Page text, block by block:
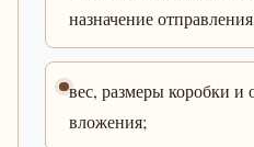
назначение
вес, размеры коробки и
вложения;